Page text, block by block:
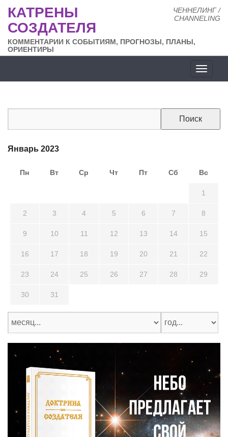
ЧЕННЕЛИНГ /
CHANNELING
КАТРЕНЫ
СОЗДАТЕЛЯ
КОММЕНТАРИИ К СОБЫТИЯМ, ПРОГНОЗЫ, ПЛАНЫ,
ОРИЕНТИРЫ
сайта
Январь 2023
Пн Вт Ср Чт Пт Сб Вс
1
2 3 4 5 6 7 8
9 10 11 12 13 14 15
16 17 18 19 20 21 22
23 24 25 26 27 28 29
30 31